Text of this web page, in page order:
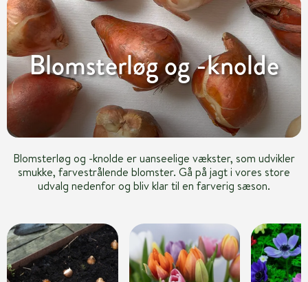
Blomsterløg og -knolde
Blomsterløg og -knolde er uanseelige vækster, som udvikler
smukke, farvestrålende blomster. Gå på jagt i vores store
udvalg nedenfor og bliv klar til en farverig sæson.